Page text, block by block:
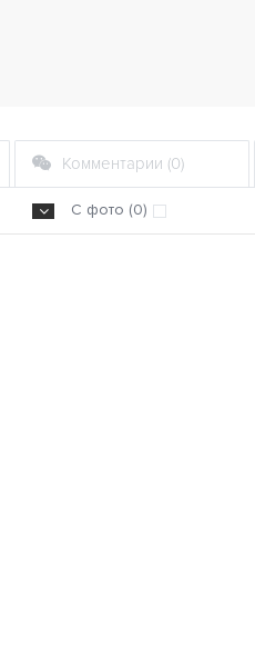
Комментарии (0)
С фото (0)